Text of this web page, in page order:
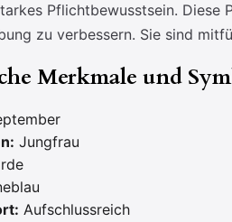
Pflichtbewusstsein.
zu verbessern. Sie sind
Merkmale und
Jungfrau
Aufschlussreich